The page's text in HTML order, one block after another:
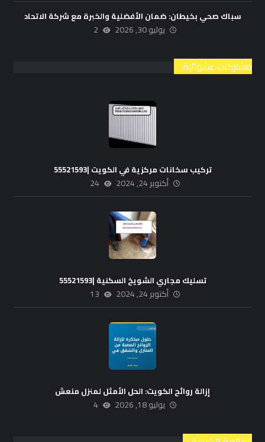
سباك صحي بخيطان: ضمان الأفضلية والخبرة مع شركة الاتحاد
يوليو 30, 2026 2
مشاركات عشوائية
تركيب سخانات مركزية في الكويت |55521593
أكتوبر 24, 2024 24
تسليك مجاري الشويخ السكنية |55521593
أكتوبر 24, 2024 13
إزالة روائح الكويت: الحل الأمثل لمنزل منعش
يوليو 18, 2026 4